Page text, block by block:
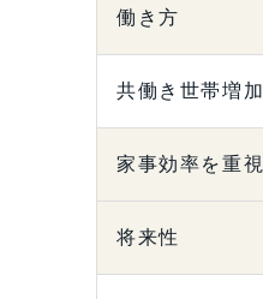
働き方
共働き世帯増加
家事効率を重視
将来性